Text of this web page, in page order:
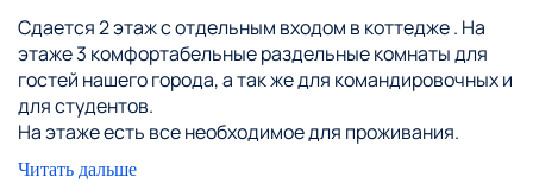
Сдается 2 этаж с отдельным входом в коттедже . На
этаже 3 комфортабельные раздельные комнаты для
гостей нашего города, а так же для командировочных и
для студентов.
На этаже есть все необходимое для проживания.
Большой балкон с зоной для мангала и с великолепным
Читать дальше